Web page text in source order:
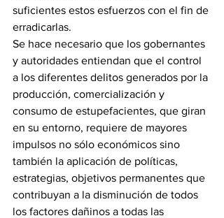
suficientes estos esfuerzos con el fin de
erradicarlas.
Se hace necesario que los gobernantes
y autoridades entiendan que el control
a los diferentes delitos generados por la
producción, comercialización y
consumo de estupefacientes, que giran
en su entorno, requiere de mayores
impulsos no sólo económicos sino
también la aplicación de políticas,
estrategias, objetivos permanentes que
contribuyan a la disminución de todos
los factores dañinos a todas las